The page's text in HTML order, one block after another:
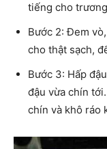
tiếng cho
Bước 2: Đem
cho thật sạch,
Bước 3: Hấp
đậu vừa chín
chín và khô ráo